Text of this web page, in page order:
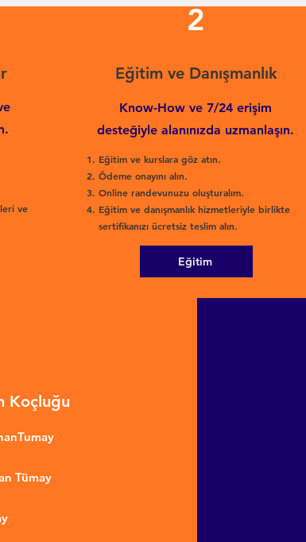
ve
2
Eğitim ve Danışmanlık
Know-How ve 7/24 erişim
desteğiyle alanınızda uzmanlaşın.
Eğitim ve kurslara göz atın.
Ödeme onayını alın.
Online randevunuzu oluşturalım.
Eğitim ve danışmanlık hizmetleriyle birlikte
sertifikanızı ücretsiz teslim alın.
Eğitim
Koçluğu
Tümay